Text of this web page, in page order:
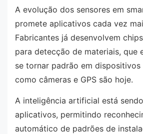
A evolução dos sensores em
promete aplicativos cada vez
Fabricantes já desenvolvem
para detecção de materiais, que
se tornar padrão em dispositivos
como câmeras e GPS são hoje.
A inteligência artificial está
aplicativos, permitindo
automático de padrões de